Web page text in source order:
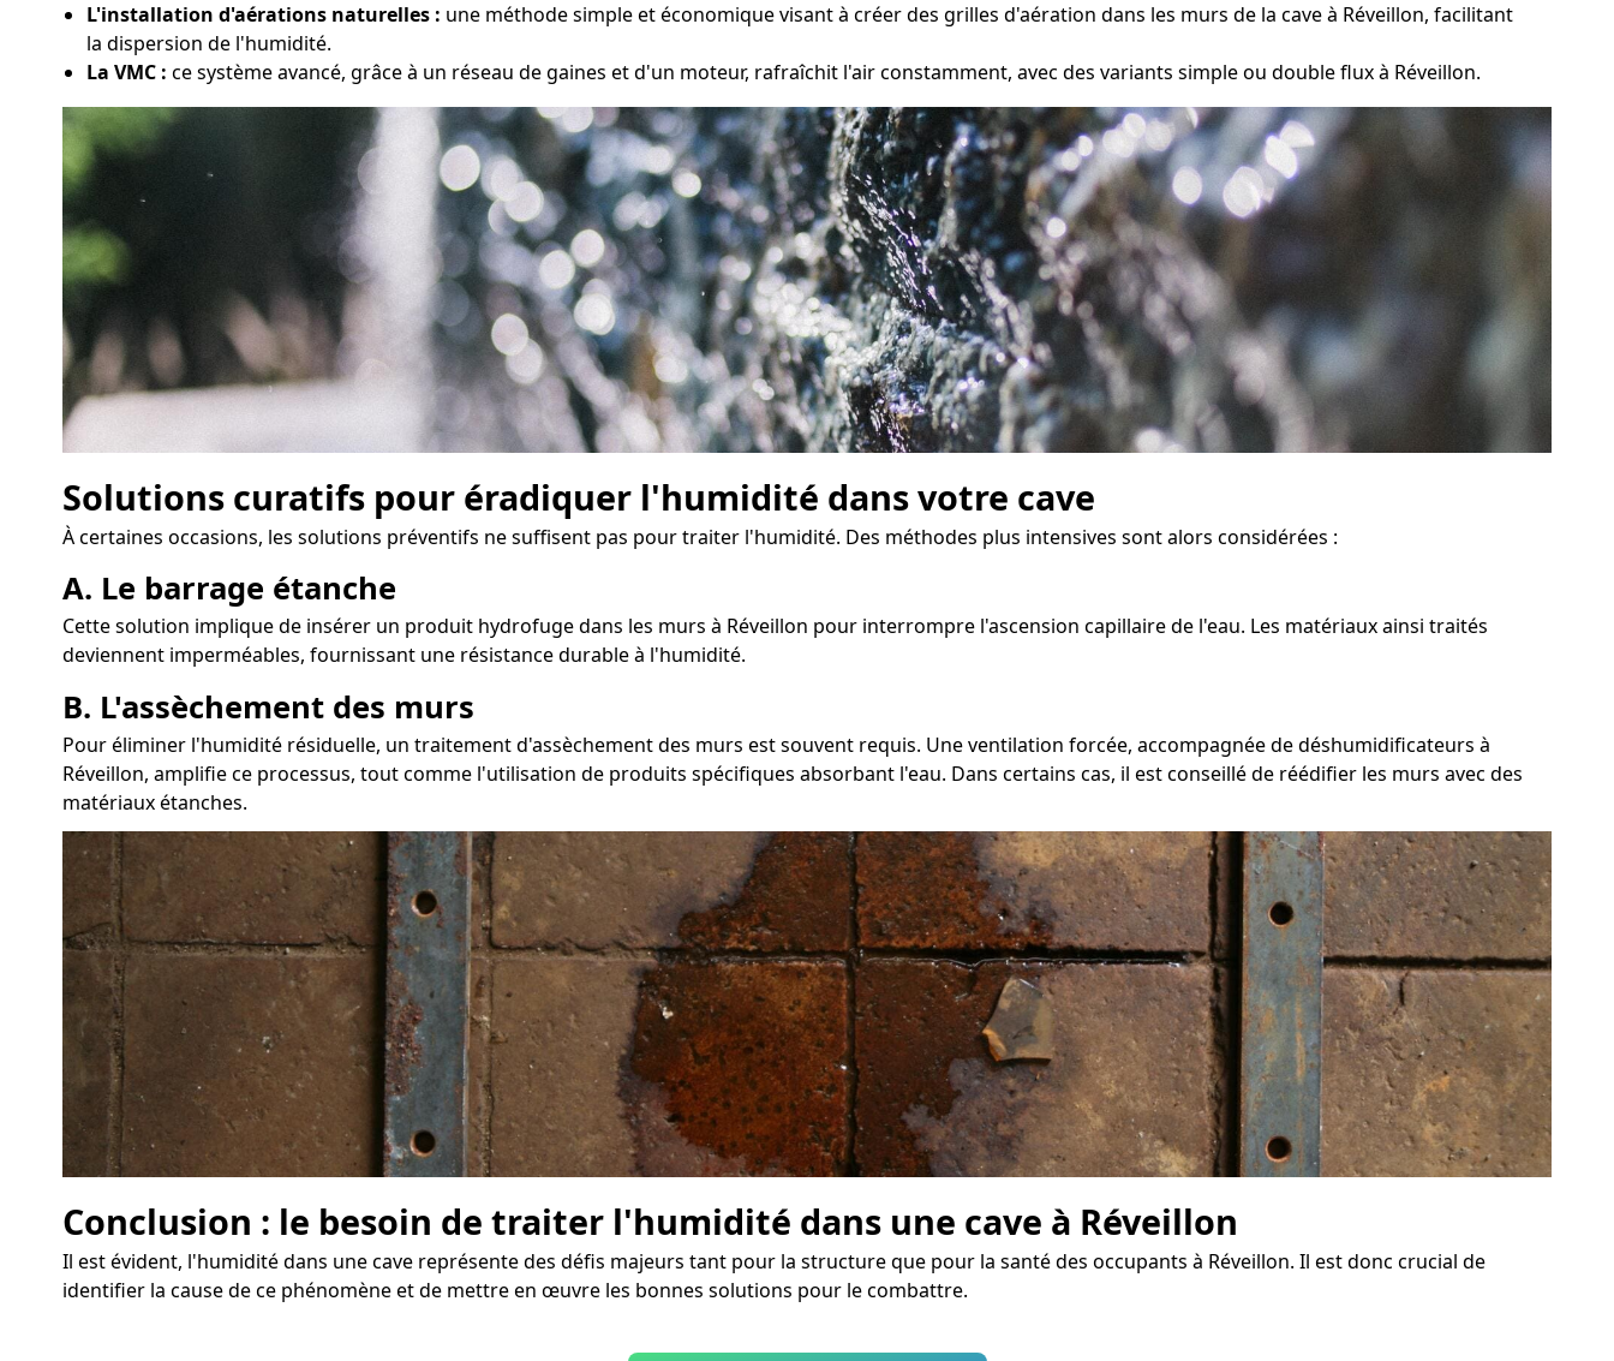
L'installation d'aérations naturelles : une méthode simple et économique visant à créer des grilles d'aération dans les murs de la cave à Réveillon, facilitant
la dispersion de l'humidité.
La VMC : ce système avancé, grâce à un réseau de gaines et d'un moteur, rafraîchit l'air constamment, avec des variants simple ou double flux à Réveillon.
Solutions curatifs pour éradiquer l'humidité dans votre cave
À certaines occasions, les solutions préventifs ne suffisent pas pour traiter l'humidité. Des méthodes plus intensives sont alors considérées :
A. Le barrage étanche
Cette solution implique de insérer un produit hydrofuge dans les murs à Réveillon pour interrompre l'ascension capillaire de l'eau. Les matériaux ainsi traités
deviennent imperméables, fournissant une résistance durable à l'humidité.
B. L'assèchement des murs
Pour éliminer l'humidité résiduelle, un traitement d'assèchement des murs est souvent requis. Une ventilation forcée, accompagnée de déshumidificateurs à
Réveillon, amplifie ce processus, tout comme l'utilisation de produits spécifiques absorbant l'eau. Dans certains cas, il est conseillé de réédifier les murs avec des
matériaux étanches.
Conclusion : le besoin de traiter l'humidité dans une cave à Réveillon
Il est évident, l'humidité dans une cave représente des défis majeurs tant pour la structure que pour la santé des occupants à Réveillon. Il est donc crucial de
identifier la cause de ce phénomène et de mettre en œuvre les bonnes solutions pour le combattre.